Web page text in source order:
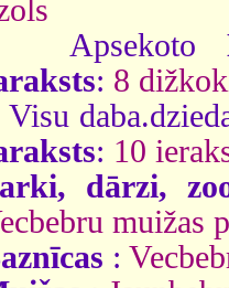
: 8
: 10
dārzi,
muižas
: